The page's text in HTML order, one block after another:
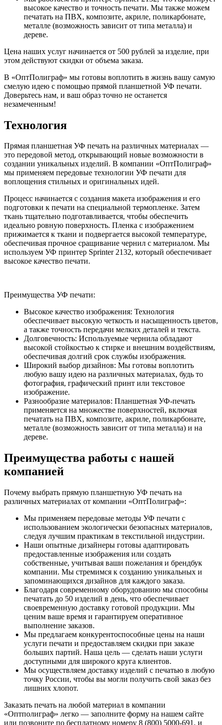
высокое качество и точность печати. Мы также можем
печатать на ПВХ, композите, акриле, поликарбонате,
металле (возможность зависит от типа металла) и
дереве.
Цена наших услуг начинается от 500 рублей за изделие, при
этом действуют скидки от объема заказа.
В «ОптПолиграф» мы готовы воплотить в жизнь вашу самую
смелую идею с помощью прямой планшетной УФ печати.
Доверьтесь нам, и ваш образ точно не останется
незамеченным!
Технология
Прямая планшетная УФ печать на различных материалах —
это передовой метод, открывающий новые возможности в
создании уникальных изделий. В компании «ОптПолиграф»
мы применяем передовые технологии УФ печати для
воплощения стильных и оригинальных идей.
Процесс начинается с создания макета изображения и его
подготовки к печати на специальной термопленке. Затем
ткань тщательно подготавливается, чтобы обеспечить
идеально ровную поверхность. Пленка с изображением
прижимается к ткани и подвергается высокой температуре,
обеспечивая прочное сращивание чернил с материалом. Мы
используем УФ принтер Sprinter 2132, который обеспечивает
высокое качество печати.
Преимущества УФ печати:
Высокое качество изображения: Технология
обеспечивает высокую четкость и насыщенность цветов,
а также точность передачи мелких деталей и текста.
Долговечность: Используемые чернила обладают
высокой стойкостью к стирке и внешним воздействиям,
обеспечивая долгий срок службы изображения.
Широкий выбор дизайнов: Мы готовы воплотить
любую вашу идею на различных материалах, будь то
фотография, графический принт или текстовое
изображение.
Разнообразие материалов: Планшетная УФ-печать
применяется на множестве поверхностей, включая
печатать на ПВХ, композите, акриле, поликарбонате,
металле (возможность зависит от типа металла) и на
дереве.
Преимущества работы с нашей
компанией
Почему выбрать прямую планшетную УФ печать на
различных материалах от компании «ОптПолиграф»:
Мы применяем передовые методы УФ печати с
использованием экологически безопасных материалов,
следуя лучшим практикам в текстильной индустрии.
Наши опытные дизайнеры готовы адаптировать
предоставленные изображения или создать
собственные, учитывая ваши пожелания и брендбук
компании. Мы стремимся к созданию уникальных и
запоминающихся дизайнов для каждого заказа.
Благодаря современному оборудованию мы способны
печатать до 50 изделий в день, что обеспечивает
своевременную доставку готовой продукции. Мы
ценим ваше время и гарантируем оперативное
выполнение заказов.
Мы предлагаем конкурентоспособные цены на наши
услуги печати и предоставляем скидки при заказе
больших партий. Наша цель — сделать наши услуги
доступными для широкого круга клиентов.
Мы осуществляем доставку изделий с печатью в любую
точку России, чтобы вы могли получить свой заказ без
лишних хлопот.
Заказать печать на любой материал в компании
«Оптполиграф» легко — заполните форму на нашем сайте
или позвоните по бесплатному номеру 8 (800) 5000-691, и